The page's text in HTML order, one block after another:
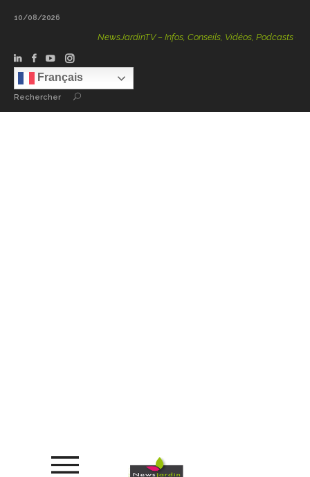
10/08/2026
NewsJardinTV – Infos, Conseils, Vidéos, Podcasts – 100
Français
Rechercher